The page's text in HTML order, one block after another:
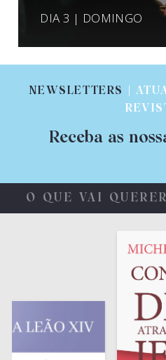
DIA 3 | DOMINGO
NEWSLETTERS
|
Receba as
O QUE VAI